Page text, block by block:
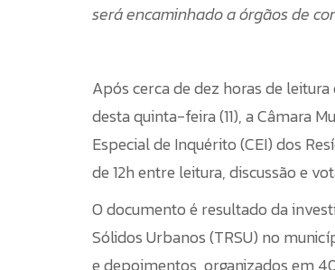
será encaminhado a órgãos de
Após cerca de dez horas de
desta quinta-feira (11), a Câmara
Especial de Inquérito (CEI) dos
de 12h entre leitura, discussão e
O documento é resultado da
Sólidos Urbanos (TRSU) no